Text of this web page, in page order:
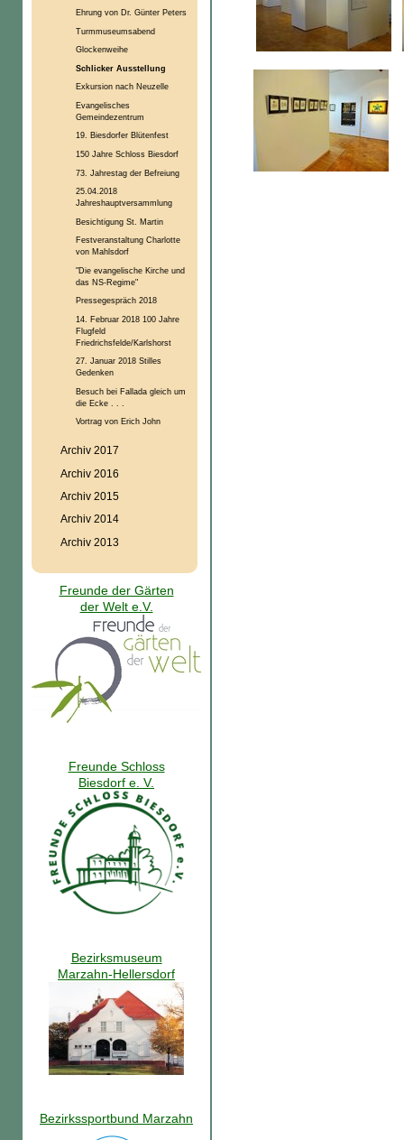
Ehrung von Dr. Günter Peters
Turmmuseumsabend
Glockenweihe
Schlicker Ausstellung
Exkursion nach Neuzelle
Evangelisches
Gemeindezentrum
19. Biesdorfer Blütenfest
150 Jahre Schloss Biesdorf
73. Jahrestag der Befreiung
25.04.2018
Jahreshauptversammlung
Besichtigung St. Martin
Festveranstaltung Charlotte
von Mahlsdorf
"Die evangelische Kirche und
das NS-Regime"
Pressegespräch 2018
14. Februar 2018 100 Jahre
Flugfeld
Friedrichsfelde/Karlshorst
27. Januar 2018 Stilles
Gedenken
Besuch bei Fallada gleich um
die Ecke . . .
Vortrag von Erich John
Archiv 2017
Archiv 2016
Archiv 2015
Archiv 2014
Archiv 2013
Freunde der Gärten
der Welt e.V.
Freunde Schloss
Biesdorf e. V.
Bezirksmuseum
Marzahn-Hellersdorf
Bezirkssportbund Marzahn